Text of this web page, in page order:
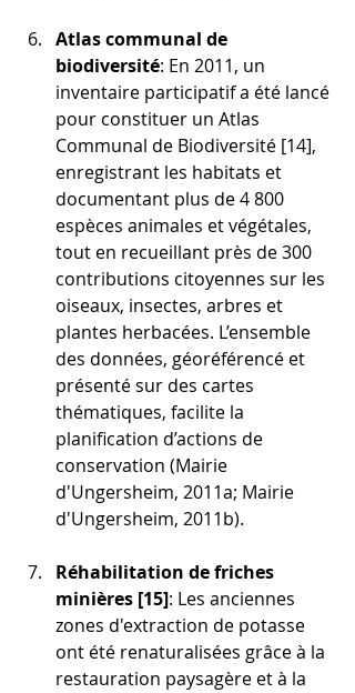
Atlas communal de
biodiversité: En 2011, un
inventaire participatif a été lancé
pour constituer un Atlas
Communal de Biodiversité [14],
enregistrant les habitats et
documentant plus de 4 800
espèces animales et végétales,
tout en recueillant près de 300
contributions citoyennes sur les
oiseaux, insectes, arbres et
plantes herbacées. L’ensemble
des données, géoréférencé et
présenté sur des cartes
thématiques, facilite la
planification d’actions de
conservation (Mairie
d'Ungersheim, 2011a; Mairie
d'Ungersheim, 2011b).
Réhabilitation de friches
minières [15]: Les anciennes
zones d'extraction de potasse
ont été renaturalisées grâce à la
restauration paysagère et à la